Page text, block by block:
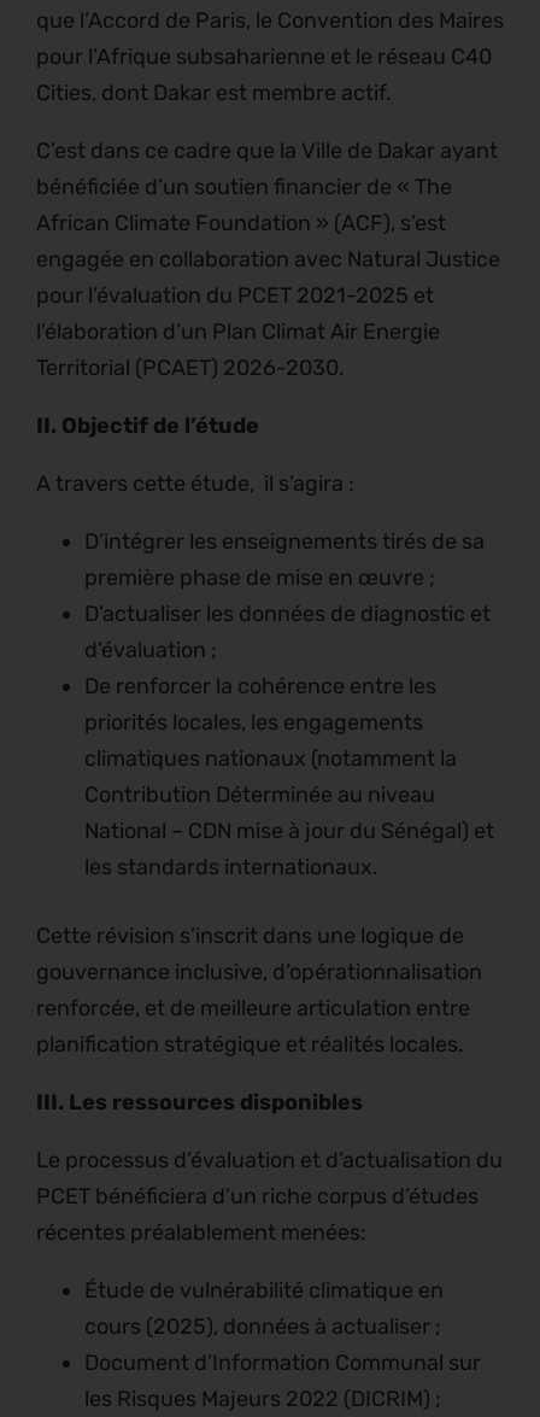
que l’Accord de Paris, le Convention des Maires
pour l’Afrique subsaharienne et le réseau C40
Cities, dont Dakar est membre actif.
C’est dans ce cadre que la Ville de Dakar ayant
bénéficiée d’un soutien financier de « The
African Climate Foundation » (ACF), s’est
engagée en collaboration avec Natural Justice
pour l’évaluation du PCET 2021-2025 et
l’élaboration d’un Plan Climat Air Energie
Territorial (PCAET) 2026-2030.
II. Objectif de l’étude
A travers cette étude, il s’agira :
D’intégrer les enseignements tirés de sa
première phase de mise en œuvre ;
D’actualiser les données de diagnostic et
d’évaluation ;
De renforcer la cohérence entre les
priorités locales, les engagements
climatiques nationaux (notamment la
Contribution Déterminée au niveau
National – CDN mise à jour du Sénégal) et
les standards internationaux.
Cette révision s’inscrit dans une logique de
gouvernance inclusive, d’opérationnalisation
renforcée, et de meilleure articulation entre
planification stratégique et réalités locales.
III. Les ressources disponibles
Le processus d’évaluation et d’actualisation du
PCET bénéficiera d’un riche corpus d’études
récentes préalablement menées:
Étude de vulnérabilité climatique en
cours (2025), données à actualiser ;
Document d’Information Communal sur
les Risques Majeurs 2022 (DICRIM) ;